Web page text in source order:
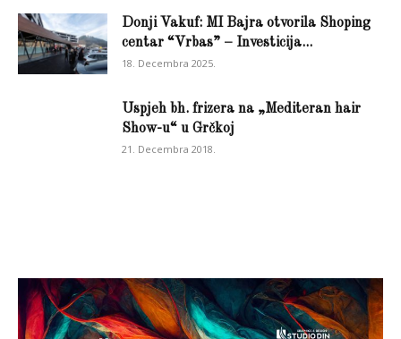
Donji Vakuf: MI Bajra otvorila Shoping
centar “Vrbas” – Investicija...
18. Decembra 2025.
Uspjeh bh. frizera na „Mediteran hair
Show-u“ u Grčkoj
21. Decembra 2018.